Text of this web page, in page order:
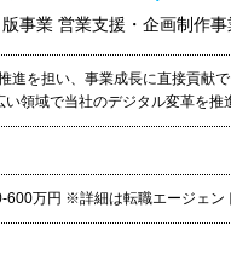
事業 営業支援・企画制作
進を担い、事業成長に直接貢献
い領域で当社のデジタル変革を
600万円 ※詳細は転職エージェン